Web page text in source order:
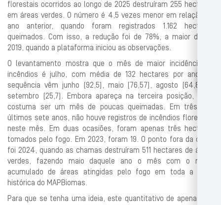
florestais ocorridos ao longo de 2025 destruíram 255 hectares
em áreas verdes. O número é 4,5 vezes menor em relação ao
ano anterior, quando foram registrados 1.162 hectares
queimados. Com isso, a redução foi de 78%, a maior desde
2019, quando a plataforma iniciou as observações.
O levantamento mostra que o mês de maior incidência de
incêndios é julho, com média de 132 hectares por ano. Na
sequência vêm junho (92,5), maio (76,57), agosto (64,85) e
setembro (25,7). Embora apareça na terceira posição, maio
costuma ser um mês de poucas queimadas. Em três dos
últimos sete anos, não houve registros de incêndios florestais
neste mês. Em duas ocasiões, foram apenas três hectares
tomados pelo fogo. Em 2023, foram 19. O ponto fora da curva
foi 2024, quando as chamas destruíram 511 hectares de áreas
verdes, fazendo maio daquele ano o mês com o maior
acumulado de áreas atingidas pelo fogo em toda a série
histórica do MAPBiomas.
Para que se tenha uma ideia, este quantitativo de apenas um